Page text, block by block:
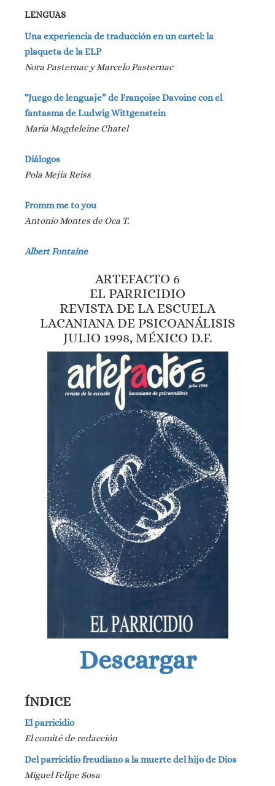
LENGUAS
Una experiencia de traducción en un cartel: la
plaqueta de la ELP
Nora Pasternac y Marcelo Pasternac
“Juego de lenguaje” de Françoise Davoine con el
fantasma de Ludwig Wittgenstein
Maria Magdeleine Chatel
Diálogos
Pola Mejía Reiss
Fromm me to you
Antonio Montes de Oca T.
Albert Fontaine
ARTEFACTO 6
EL PARRICIDIO
REVISTA DE LA ESCUELA
LACANIANA DE PSICOANÁLISIS
JULIO 1998, MÉXICO D.F.
Descargar
ÍNDICE
El parricidio
El comité de redacción
Del parricidio freudiano a la muerte del hijo de Dios
Miguel Felipe Sosa